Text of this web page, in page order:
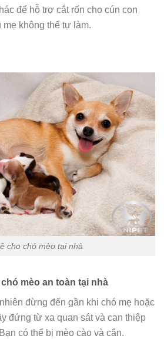
để hỗ trợ cắt rốn cho cún con
mẹ không thể tự làm.
cho chó mèo tại nhà
mèo an toàn tại nhà
đừng đến gần khi chó mẹ hoặc
đứng từ xa quan sát và can thiệp
có thể bị mèo cào và cắn.